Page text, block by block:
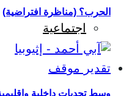
اجتماعية
تقدير موقف
الحرب؟ (مناظرة افتراضية)
وسط تحديات داخلية